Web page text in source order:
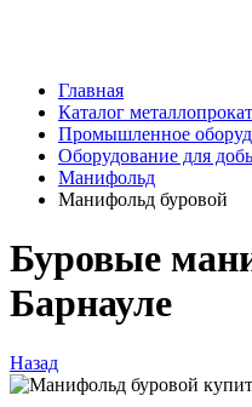
Главная
Каталог
Промышленное
Оборудование для
Манифольд
Манифольд буровой
Буровые
Барнауле
Назад